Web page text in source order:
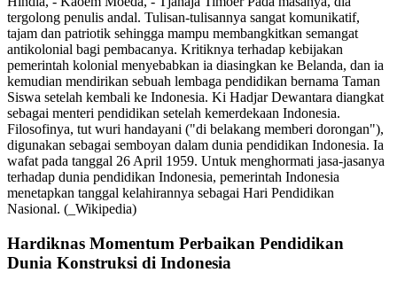
tergolong penulis andal. Tulisan-tulisannya sangat komunikatif,
tajam dan patriotik sehingga mampu membangkitkan semangat
antikolonial bagi pembacanya. Kritiknya terhadap kebijakan
pemerintah kolonial menyebabkan ia diasingkan ke Belanda, dan ia
kemudian mendirikan sebuah lembaga pendidikan bernama Taman
Siswa setelah kembali ke Indonesia. Ki Hadjar Dewantara diangkat
sebagai menteri pendidikan setelah kemerdekaan Indonesia.
Filosofinya, tut wuri handayani ("di belakang memberi dorongan"),
digunakan sebagai semboyan dalam dunia pendidikan Indonesia. Ia
wafat pada tanggal 26 April 1959. Untuk menghormati jasa-jasanya
terhadap dunia pendidikan Indonesia, pemerintah Indonesia
menetapkan tanggal kelahirannya sebagai Hari Pendidikan
Nasional. (_Wikipedia)
Hardiknas Momentum Perbaikan Pendidikan
Dunia Konstruksi di Indonesia